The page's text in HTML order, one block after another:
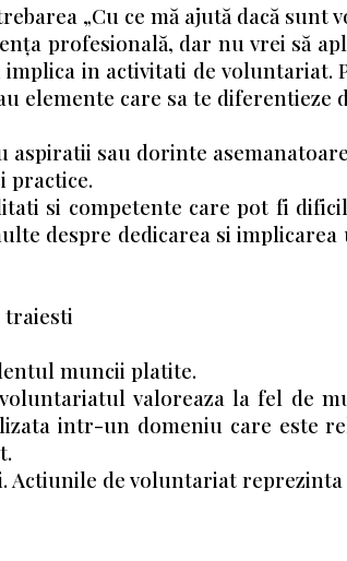
„Cu ce mă ajută dacă
profesională, dar nu vrei să
in activitati de
elemente care sa te diferentieze
aspiratii sau dorinte
practice.
si competente care pot fi
despre dedicarea si
traiesti
muncii platite.
valoreaza la fel de
intr-un domeniu care este
Actiunile de voluntariat